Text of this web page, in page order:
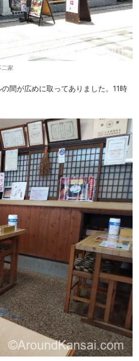
家
間が広めに取ってありました。11時